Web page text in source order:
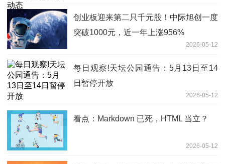
创业板迎来第二只千元股！中际旭创一度
突破1000元，近一年上涨956%
2026-05-12
每日观察!天坛公园通告：5月13日至14
日暂停开放
2026-05-12
看点：Markdown 已死，HTML 当立？
2026-05-12